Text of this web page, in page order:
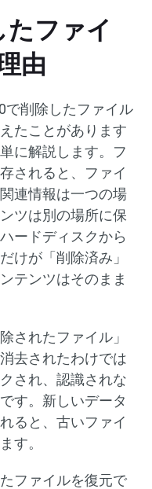
ファイ
由
で削除したファイル
たことがあります
に解説します。フ
されると、ファイ
連情報は一つの場
ツは別の場所に保
ードディスクから
けが「削除済み」
テンツはそのまま
されたファイル」
去されたわけでは
され、認識されな
す。新しいデータ
ると、古いファイ
す。
ファイルを復元で